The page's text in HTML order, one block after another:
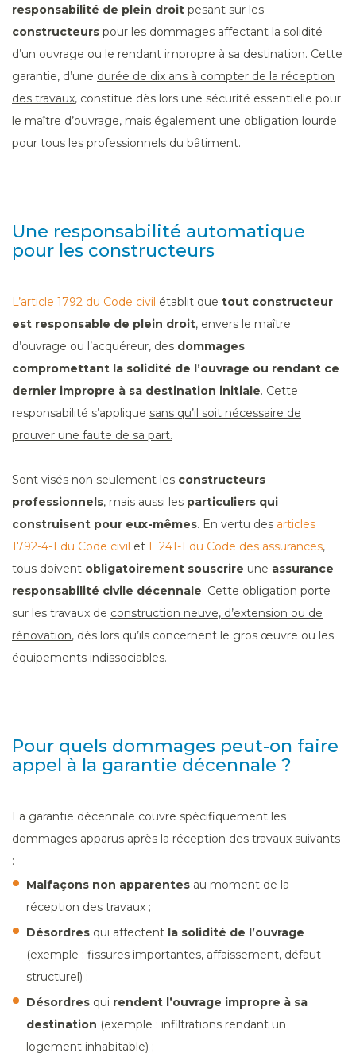
responsabilité de plein droit pesant sur les
constructeurs pour les dommages affectant la solidité
d’un ouvrage ou le rendant impropre à sa destination. Cette
garantie, d’une durée de dix ans à compter de la réception
des travaux, constitue dès lors une sécurité essentielle pour
le maître d’ouvrage, mais également une obligation lourde
pour tous les professionnels du bâtiment.
Une responsabilité automatique
pour les constructeurs
L’article 1792 du Code civil établit que tout constructeur
est responsable de plein droit, envers le maître
d’ouvrage ou l’acquéreur, des dommages
compromettant la solidité de l’ouvrage ou rendant ce
dernier impropre à sa destination initiale. Cette
responsabilité s’applique sans qu’il soit nécessaire de
prouver une faute de sa part.
Sont visés non seulement les constructeurs
professionnels, mais aussi les particuliers qui
construisent pour eux-mêmes. En vertu des articles
1792-4-1 du Code civil et L 241-1 du Code des assurances,
tous doivent obligatoirement souscrire une assurance
responsabilité civile décennale. Cette obligation porte
sur les travaux de construction neuve, d’extension ou de
rénovation, dès lors qu’ils concernent le gros œuvre ou les
équipements indissociables.
Pour quels dommages peut-on faire
appel à la garantie décennale ?
La garantie décennale couvre spécifiquement les
dommages apparus après la réception des travaux suivants
:
Malfaçons non apparentes au moment de la
réception des travaux ;
Désordres qui affectent la solidité de l’ouvrage
(exemple : fissures importantes, affaissement, défaut
structurel) ;
Désordres qui rendent l’ouvrage impropre à sa
destination (exemple : infiltrations rendant un
logement inhabitable) ;